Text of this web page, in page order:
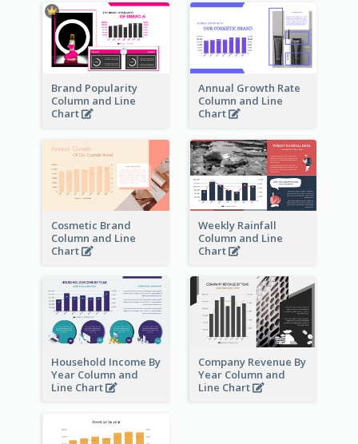
Brand Popularity
Column and Line
Chart
Annual Growth Rate
Column and Line
Chart
Cosmetic Brand
Column and Line
Chart
Weekly Rainfall
Column and Line
Chart
Household Income By
Year Column and
Line Chart
Company Revenue By
Year Column and
Line Chart